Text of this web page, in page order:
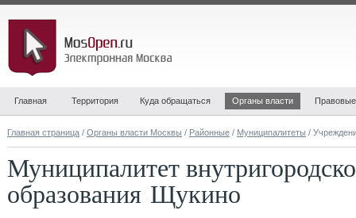
Главная Территория Куда обращаться Органы власти
Главная страница / Органы власти Москвы / Районные / Муниципалитеты /
Муниципалитет
образования Щукино